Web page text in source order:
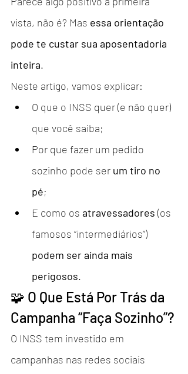
vista, não é? Mas essa orientação
pode te custar sua aposentadoria
inteira.
Neste artigo, vamos explicar:
O que o INSS quer (e não quer)
que você saiba;
Por que fazer um pedido
sozinho pode ser um tiro no
pé;
E como os atravessadores (os
famosos “intermediários”)
podem ser ainda mais
perigosos.
🧩 O Que Está Por Trás da
Campanha “Faça Sozinho”?
O INSS tem investido em
campanhas nas redes sociais